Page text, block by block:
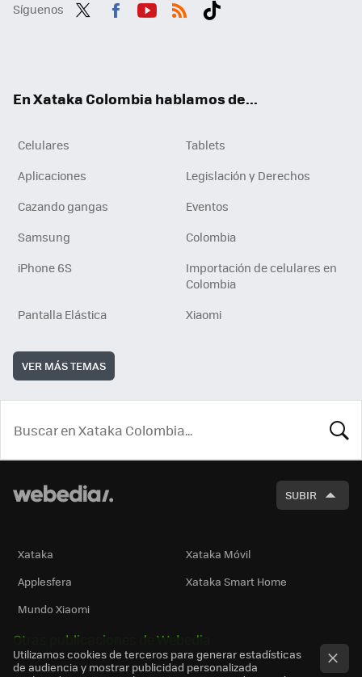
Síguenos
En Xataka Colombia hablamos de...
Celulares
Tablets
Aplicaciones
Legislación y Derechos
Cazando gangas
Eventos
Samsung
Colombia
iPhone 6S
Importación de celulares en
Colombia
Pantalla Elástica
Xiaomi
VER MÁS TEMAS
SUBIR
Xataka
Xataka Móvil
Applesfera
Xataka Smart Home
Mundo Xiaomi
Otras publicaciones de Webedia
Utilizamos cookies de terceros para generar estadísticas
de audiencia y mostrar publicidad personalizada